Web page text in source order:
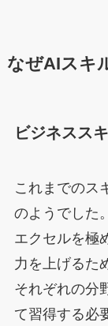
なぜAIスキ
ビジネスス
これまでのス
のようでした。
エクセルを極
力を上げるた
それぞれの分
て習得する必